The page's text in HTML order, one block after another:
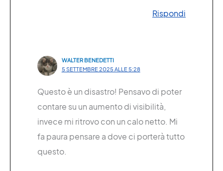
Rispondi
WALTER BENEDETTI
5 SETTEMBRE 2025 ALLE 5:28
Questo è un disastro! Pensavo di poter
contare su un aumento di visibilità,
invece mi ritrovo con un calo netto. Mi
fa paura pensare a dove ci porterà tutto
questo.